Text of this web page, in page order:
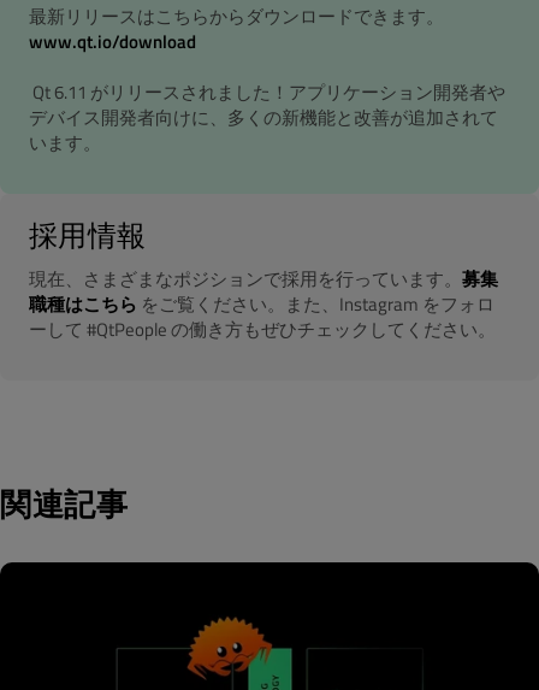
最新リリースはこちらからダウンロードできます。
www.qt.io/download
Qt 6.11 がリリースされました！アプリケーション開発者や
デバイス開発者向けに、多くの新機能と改善が追加されて
います。
採用情報
現在、さまざまなポジションで採用を行っています。 募集
職種はこちら をご覧ください。また、Instagram をフォロ
ーして #QtPeople の働き方もぜひチェックしてください。
関連記事